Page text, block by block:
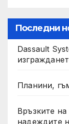
Последни
Dassault
Планини,
Връзките на
надеждите